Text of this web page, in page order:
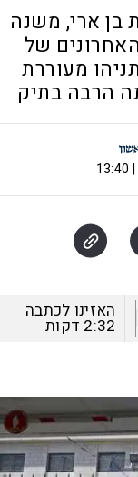
בן ארי, משנה
של
מעוררת
הרבה בתיק
האזינו לכתבה
2:32 דקות